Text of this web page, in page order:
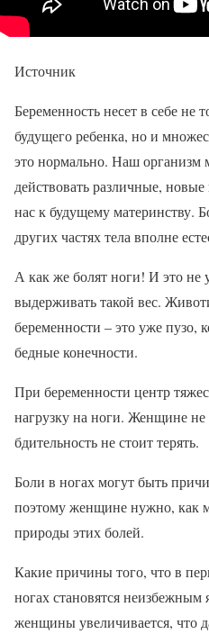
Источник
Беременность несет в себе не
будущего ребенка, но и
это нормально. Наш организм
действовать различные,
нас к будущему материнству.
других частях тела вполне
А как же болят ноги! И это не
выдерживать такой вес.
беременности – это уже пузо,
бедные конечности.
При беременности центр
нагрузку на ноги. Женщине
бдительность не стоит терять.
Боли в ногах могут быть
поэтому женщине нужно, как
природы этих болей.
Какие причины того, что в
ногах становятся
женщины увеличивается, что